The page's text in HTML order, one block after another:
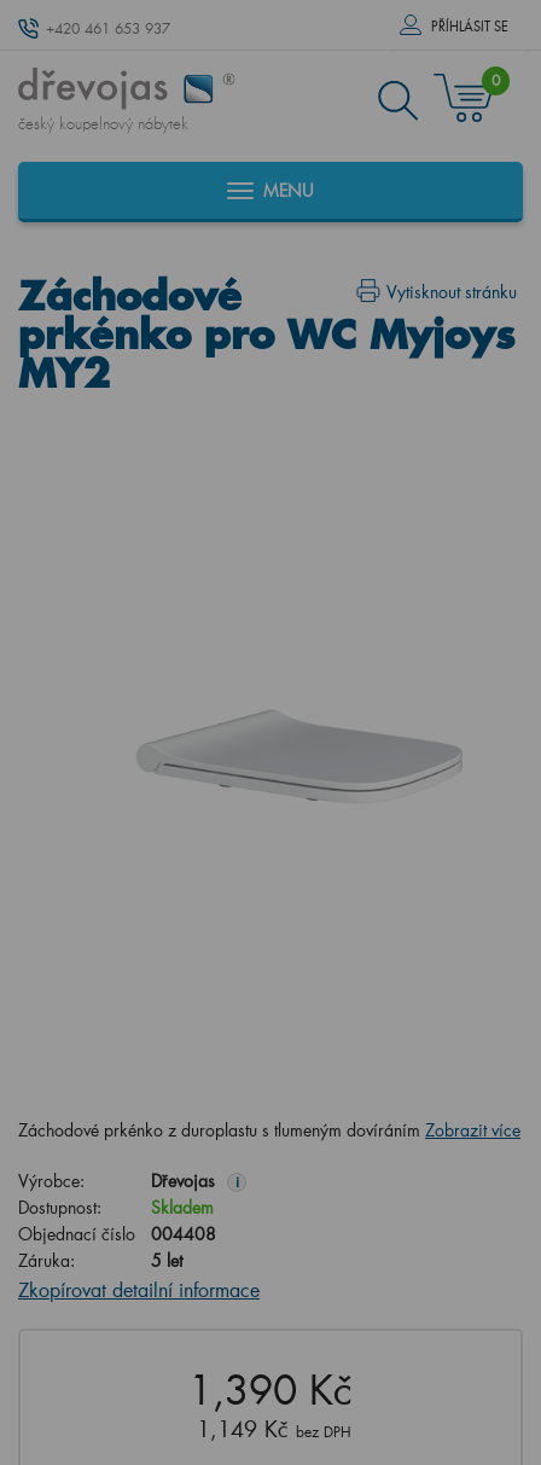
+420 461 653 937 PŘÍHLÁSIT SE
český koupelnový nábytek
0
MENU
Vytisknout stránku
Záchodové
prkénko pro WC Myjoys
MY2
Záchodové prkénko z duroplastu s tlumeným dovíráním Zobrazit více
Výrobce: Dřevojas i
Dostupnost:
Skladem
Objednací číslo
004408
Záruka:
5 let
Zkopírovat detailní informace
1,390 Kč
1,149 Kč bez DPH